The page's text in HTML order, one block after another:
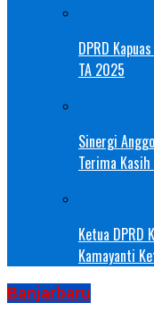
DPRD
TA 2025
Sinergi
Terima
Ketua DPRD
Kamayanti
Banjarbaru